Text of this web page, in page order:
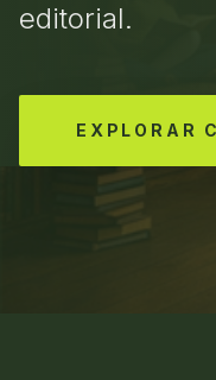
editorial.
EXPLORAR